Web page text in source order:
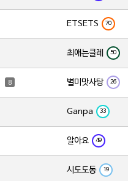
ETSETS 70
최애는클레 50
8 별미맛사탕 26
Ganpa 33
알아요 49
시도도동 19